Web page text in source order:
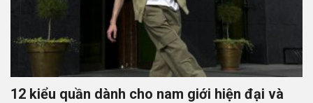
12 kiểu quần dành cho nam giới hiện đại và